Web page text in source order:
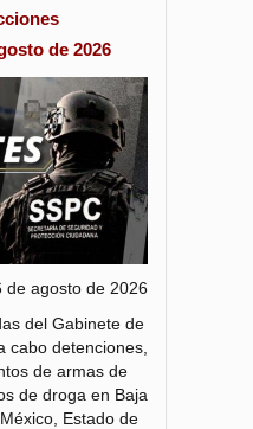
de 2026
de agosto de 2026
del Gabinete de
cabo detenciones,
de armas de
de droga en Baja
Estado de